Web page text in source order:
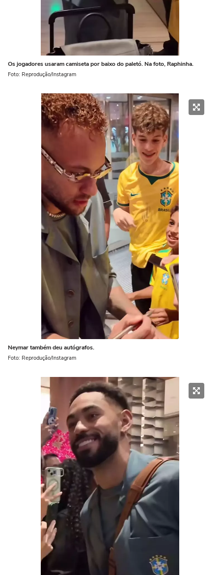
Os jogadores usaram camiseta por baixo do paletó. Na foto, Raphinha.
Foto: Reprodução/Instagram
Neymar também deu autógrafos.
Foto: Reprodução/Instagram